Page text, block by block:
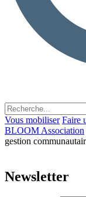
Vous mobiliser Faire
BLOOM Association
gestion
Newsletter